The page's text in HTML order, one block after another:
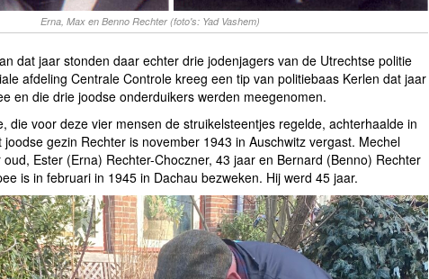
Erna, Max en Benno Rechter (foto's: Yad Vashem)
dat jaar stonden daar echter drie jodenjagers van de Utrechtse politie
afdeling Centrale Controle kreeg een tip van politiebaas Kerlen dat jaar
en die drie joodse onderduikers werden meegenomen.
die voor deze vier mensen de struikelsteentjes regelde, achterhaalde in
gezin Rechter is november 1943 in Auschwitz vergast. Mechel
Ester (Erna) Rechter-Choczner, 43 jaar en Bernard (Benno) Rechter
is in februari in 1945 in Dachau bezweken. Hij werd 45 jaar.